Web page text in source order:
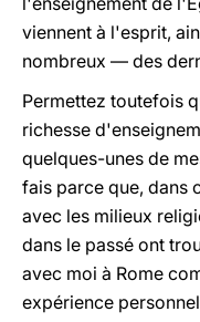
viennent à l'esprit,
nombreux — des
Permettez toutefois
richesse
quelques-unes de
fais parce que, dans
avec les milieux
dans le passé ont
avec moi à Rome
expérience